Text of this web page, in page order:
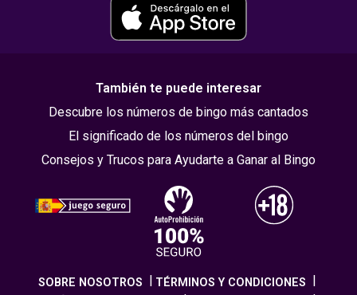
También te puede interesar
Descubre los números de bingo más cantados
El significado de los números del bingo
Consejos y Trucos para Ayudarte a Ganar al Bingo
SOBRE NOSOTROS
TÉRMINOS Y CONDICIONES